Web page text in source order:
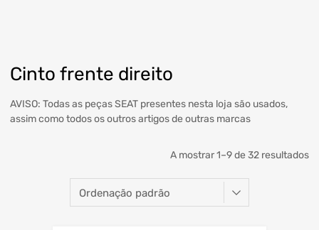
Cinto frente direito
AVISO: Todas as peças SEAT presentes nesta loja são usados,
assim como todos os outros artigos de outras marcas
A mostrar 1–9 de 32 resultados